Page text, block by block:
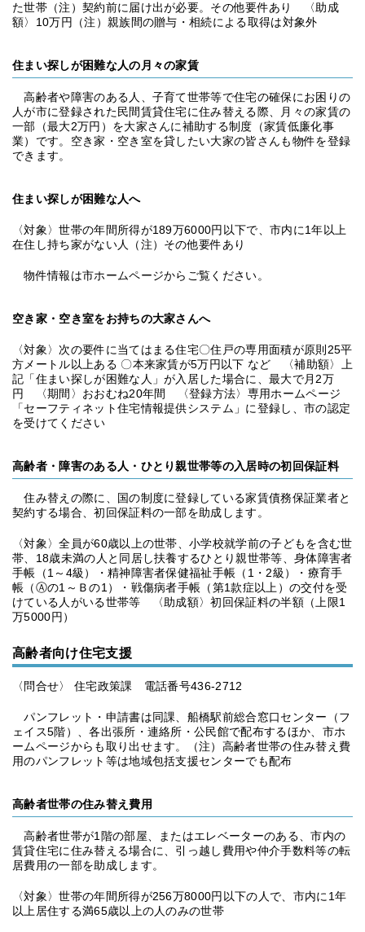
た世帯（注）契約前に届け出が必要。その他要件あり 〈助成
額〉10万円（注）親族間の贈与・相続による取得は対象外
住まい探しが困難な人の月々の家賃
高齢者や障害のある人、子育て世帯等で住宅の確保にお困りの
人が市に登録された民間賃貸住宅に住み替える際、月々の家賃の
一部（最大2万円）を大家さんに補助する制度（家賃低廉化事
業）です。空き家・空き室を貸したい大家の皆さんも物件を登録
できます。
住まい探しが困難な人へ
〈対象〉世帯の年間所得が189万6000円以下で、市内に1年以上
在住し持ち家がない人（注）その他要件あり
物件情報は市ホームページからご覧ください。
空き家・空き室をお持ちの大家さんへ
〈対象〉次の要件に当てはまる住宅〇住戸の専用面積が原則25平
方メートル以上ある 〇本来家賃が5万円以下 など 〈補助額〉上
記「住まい探しが困難な人」が入居した場合に、最大で月2万
円 〈期間〉おおむね20年間 〈登録方法〉専用ホームページ
「セーフティネット住宅情報提供システム」に登録し、市の認定
を受けてください
高齢者・障害のある人・ひとり親世帯等の入居時の初回保証料
住み替えの際に、国の制度に登録している家賃債務保証業者と
契約する場合、初回保証料の一部を助成します。
〈対象〉全員が60歳以上の世帯、小学校就学前の子どもを含む世
帯、18歳未満の人と同居し扶養するひとり親世帯等、身体障害者
手帳（1～4級）・精神障害者保健福祉手帳（1・2級）・療育手
帳（Ⓐの1～Ｂの1）・戦傷病者手帳（第1款症以上）の交付を受
けている人がいる世帯等 〈助成額〉初回保証料の半額（上限1
万5000円）
高齢者向け住宅支援
〈問合せ〉 住宅政策課 電話番号436-2712
パンフレット・申請書は同課、船橋駅前総合窓口センター（フ
ェイス5階）、各出張所・連絡所・公民館で配布するほか、市ホ
ームページからも取り出せます。（注）高齢者世帯の住み替え費
用のパンフレット等は地域包括支援センターでも配布
高齢者世帯の住み替え費用
高齢者世帯が1階の部屋、またはエレベーターのある、市内の
賃貸住宅に住み替える場合に、引っ越し費用や仲介手数料等の転
居費用の一部を助成します。
〈対象〉世帯の年間所得が256万8000円以下の人で、市内に1年
以上居住する満65歳以上の人のみの世帯